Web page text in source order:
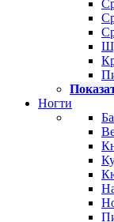
Ногти